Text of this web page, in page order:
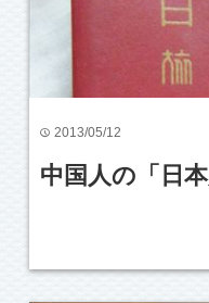
time 2013/05/12
中国人の「日